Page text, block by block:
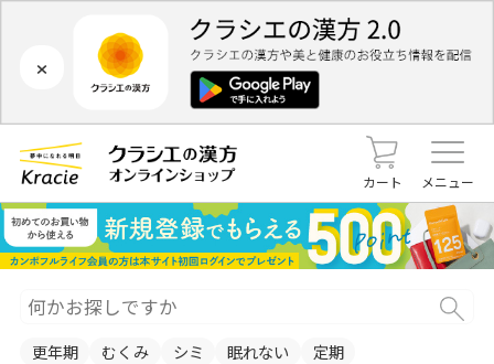
×
カート メニュー
更年期 むくみ シミ 眠れない 定期